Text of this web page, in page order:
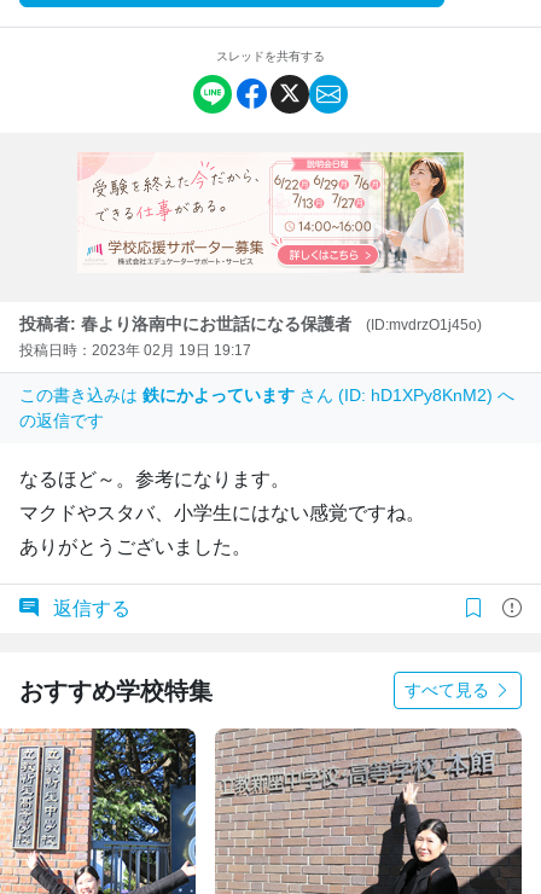
スレッドを共有する
投稿者: 春より洛南中にお世話になる保護者
(ID:mvdrzO1j45o)
投稿日時：2023年 02月 19日 19:17
この書き込みは 鉄にかよっています さん (ID: hD1XPy8KnM2) へ
の返信です
なるほど～。参考になります。
マクドやスタバ、小学生にはない感覚ですね。
ありがとうございました。
返信する
おすすめ学校特集 すべて見る